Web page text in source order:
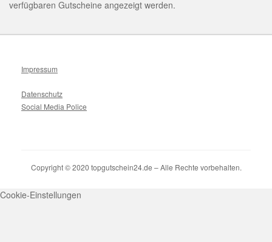
verfügbaren Gutscheine angezeigt werden.
Impressum
Datenschutz
Social Media Police
Copyright © 2020 topgutschein24.de – Alle Rechte vorbehalten.
Cookie-Einstellungen